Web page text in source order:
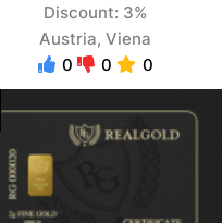
Discount: 3%
Austria, Viena
0
0 0